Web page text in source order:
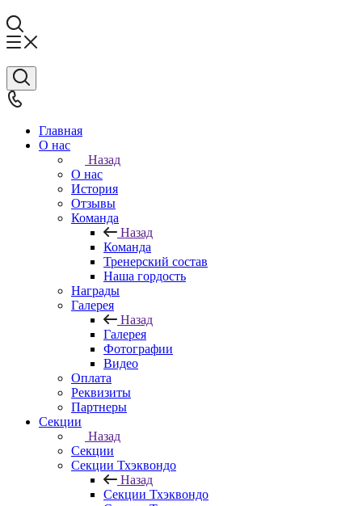
Главная
О нас
Назад
О нас
История
Отзывы
Команда
Назад
Команда
Тренерский состав
Наша гордость
Награды
Галерея
Назад
Галерея
Фотографии
Видео
Оплата
Реквизиты
Партнеры
Секции
Назад
Секции
Секции Тхэквондо
Назад
Секции Тхэквондо